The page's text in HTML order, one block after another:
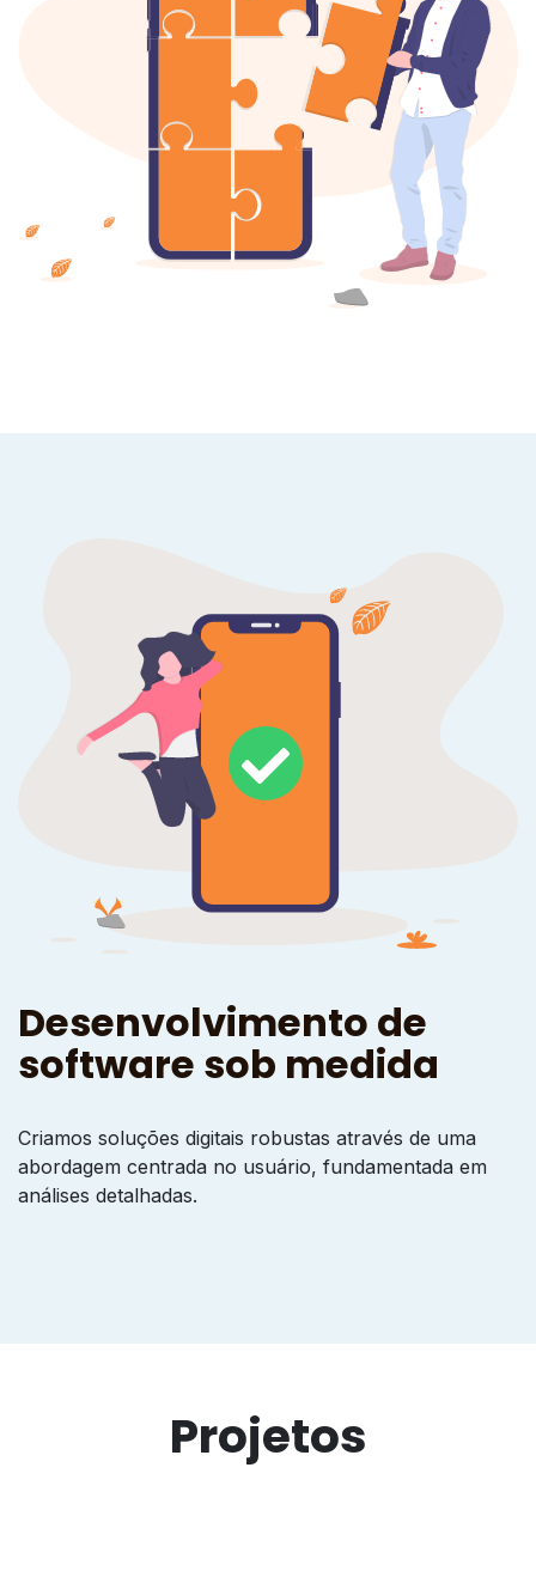
Desenvolvimento de
software sob medida
Criamos soluções digitais robustas através de uma
abordagem centrada no usuário, fundamentada em
análises detalhadas.
Projetos